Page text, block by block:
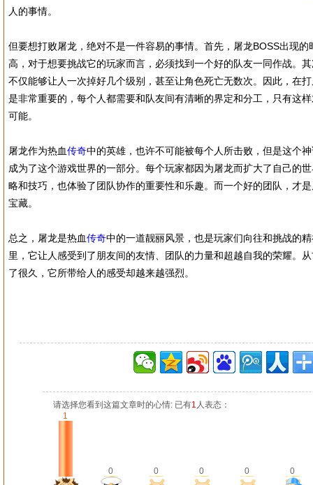
人的事情。
但要想打败屠龙，绝对不是一件容易的事情。首先，屠龙BOSS出现
高，对于想要挑战它的玩家而言，必须找到一个好的队友一同作战。
不仅能够让人一次掉好几个级别，甚至让角色死亡无数次。因此，在
是非常重要的，每个人都需要和队友间有清晰的界定和分工，只有这
可能。
屠龙作为热血传奇中的英雄，也许不可能被每个人所击败，但是这个
成为了这个游戏世界的一部分。每个玩家都因为屠龙而扩大了自己的
略和技巧，也体验了团队协作的重要性和乐趣。而一个好的团队，才
宝藏。
总之，屠龙是热血传奇中的一道靓丽风景，也是玩家们向往和挑战的
里，它让人感受到了朋友间的友情、团队的力量和超越自我的荣耀。
了很久，它所带给人的感受却越来越强烈。
请选择您看到这篇文章时的心情: 已有1 人表态：
1
0 0 0 0 0